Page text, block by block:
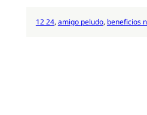
12 24, amigo peludo, beneficios